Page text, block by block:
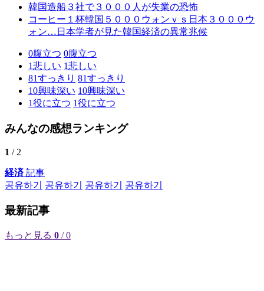
韓国造船３社で３０００人が失業の恐怖
コーヒー１杯韓国５０００ウォンｖｓ日本３０００ウ
ォン…日本学者が見た韓国経済の異常兆候
0腹立つ 0腹立つ
1悲しい 1悲しい
81すっきり 81すっきり
10興味深い 10興味深い
1役に立つ 1役に立つ
みんなの感想ランキング
1 / 2
経済記事
공유하기
공유하기 공유하기 공유하기
最新記事
もっと見る 0 / 0